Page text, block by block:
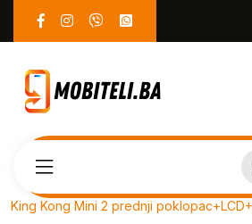
King Kong Mini 2 prednji